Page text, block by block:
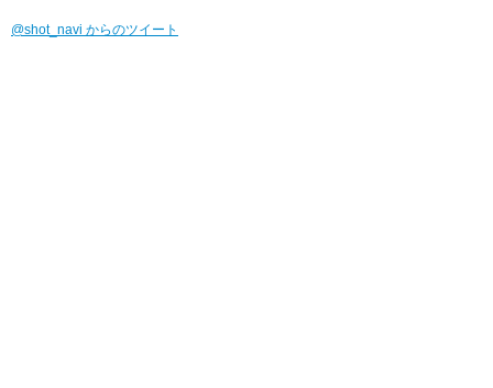
@shot_navi からのツイート